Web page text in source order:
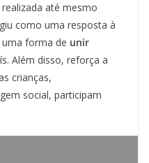
até mesmo
como uma resposta à
forma de unir
Além disso, reforça a
crianças,
social, participam